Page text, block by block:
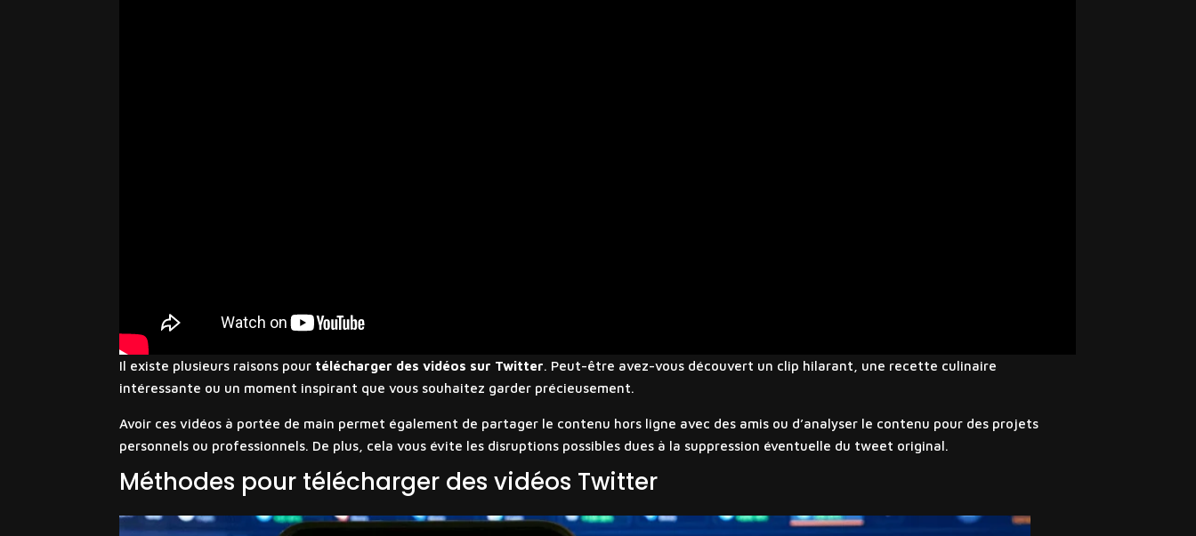
Il existe plusieurs raisons pour télécharger des vidéos sur Twitter. Peut-être avez-vous découvert un clip hilarant, une recette culinaire
intéressante ou un moment inspirant que vous souhaitez garder précieusement.
Avoir ces vidéos à portée de main permet également de partager le contenu hors ligne avec des amis ou d’analyser le contenu pour des projets
personnels ou professionnels. De plus, cela vous évite les disruptions possibles dues à la suppression éventuelle du tweet original.
Méthodes pour télécharger des vidéos Twitter